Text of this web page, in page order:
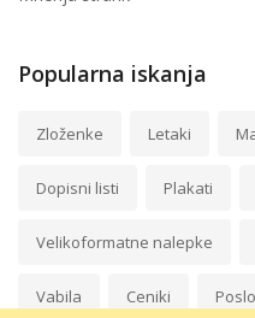
Popularna iskanja
Zloženke Letaki
Dopisni listi Plakati
Velikoformatne nalepke
Vabila Ceniki